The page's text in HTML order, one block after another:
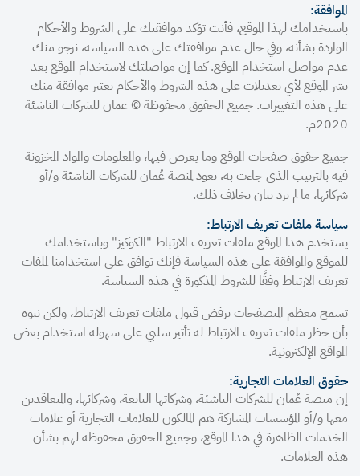
الموافقة:
باستخدامك لهذا الموقع، فأنت تؤكد موافقتك على الشروط والأحكام
الواردة بشأنه، وفي حال عدم موافقتك على هذه السياسة، نرجو منك
عدم مواصل استخدام الموقع. كما إن مواصلتك لاستخدام الموقع بعد
نشر الموقع لأي تعديلات على هذه الشروط والأحكام يعتبر موافقة منك
على هذه التغييرات. جميع الحقوق محفوظة © عمان للشركات الناشئة
2020م.
جميع حقوق صفحات الموقع وما يعرض فيها، والمعلومات والمواد المخزونة
فيه بالترتيب الذي جاءت به، تعود لمنصة عُمان للشركات الناشئة و/أو
شركائها، ما لم يرد بيان بخلاف ذلك.
سياسة ملفات تعريف الارتباط:
يستخدم هذا الموقع ملفات تعريف الارتباط "الكوكيز" وباستخدامك
للموقع والموافقة على هذه السياسة فإنك توافق على استخدامنا لملفات
تعريف الارتباط وفقًا للشروط المذكورة في هذه السياسة.
تسمح معظم المتصفحات برفض قبول ملفات تعريف الارتباط، ولكن ننوه
بأن حظر ملفات تعريف الارتباط له تأثير سلبي على سهولة استخدام بعض
المواقع الإلكترونية.
حقوق العلامات التجارية:
إن منصة عُمان للشركات الناشئة، وشركاتها التابعة، وشركائها، والمتعاقدين
معها و/أو المؤسسات المشاركة هم المالكون للعلامات التجارية أو علامات
الخدمات الظاهرة في هذا الموقع، وجميع الحقوق محفوظة لهم بشأن
هذه العلامات.